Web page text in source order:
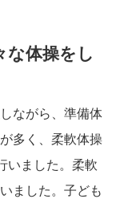
体操をし
ながら、準備体
多く、柔軟体操
いました。柔軟
ました。子ども